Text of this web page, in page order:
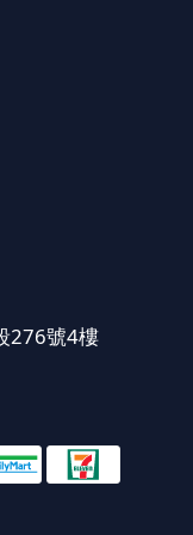
276號4樓